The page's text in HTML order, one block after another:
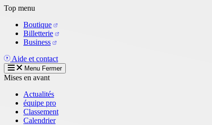
Aller
contenu
principal
Top menu
Boutique
Billetterie
Business
Aide et contact
Menu Fermer
Mises en avant
Actualités
équipe pro
Classement
Calendrier